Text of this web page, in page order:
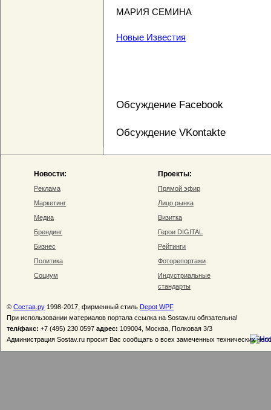
МАРИЯ СЕМИНА
Новые Известия
Обсуждение Facebook
Обсуждение VKontakte
Новости:
Реклама
Маркетинг
Медиа
Брендинг
Бизнес
Политика
Социум
Проекты:
Прямой эфир
Лицо рынка
Визитка
Герои DIGITAL
Рейтинги
Фоторепортажи
Индустриальные
стандарты
© Состав.ру 1998-2017, фирменный стиль Depot WPF
При использовании материалов портала ссылка на Sostav.ru обязательна!
тел/факс: +7 (495) 230 0597 адрес: 109004, Москва, Полковая 3/3
Администрация Sostav.ru просит Вас сообщать о всех замеченных технических